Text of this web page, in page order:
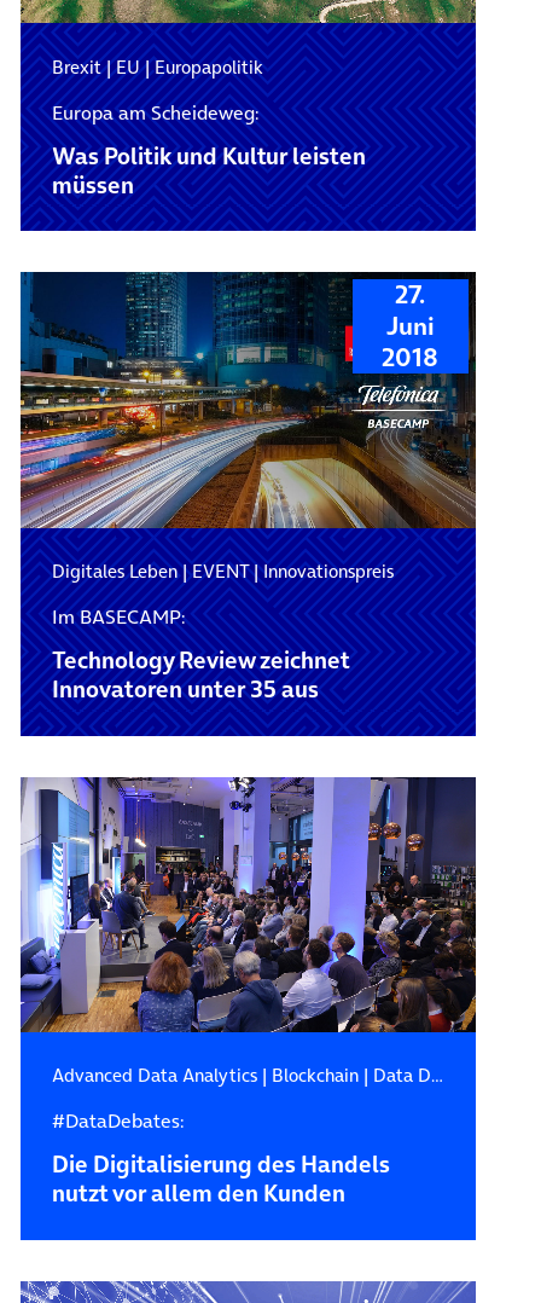
Brexit|EU|Europapolitik
Europa am Scheideweg:
Was Politik und Kultur leisten
müssen
27.
Juni
2018
Digitales Leben|EVENT|Innovationspreis
Im BASECAMP:
Technology Review zeichnet
Innovatoren unter 35 aus
Advanced Data Analytics| Blockchain| Data Debates
#DataDebates:
Die Digitalisierung des Handels
nutzt vor allem den Kunden